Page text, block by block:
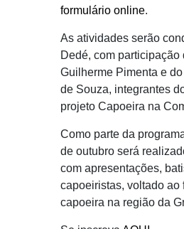
formulário online.
As atividades serão
Dedé, com participação
Guilherme Pimenta e
de Souza, integrantes
projeto Capoeira na
Como parte da
de outubro será
com apresentações,
capoeiristas, voltado ao
capoeira na região da